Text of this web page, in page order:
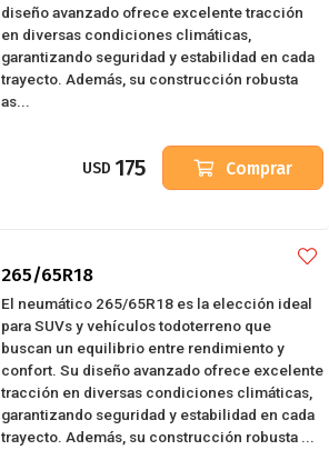
diseño avanzado ofrece excelente tracción
en diversas condiciones climáticas,
garantizando seguridad y estabilidad en cada
trayecto. Además, su construcción robusta
as...
USD 175 Comprar
265/65R18
El neumático 265/65R18 es la elección ideal
para SUVs y vehículos todoterreno que
buscan un equilibrio entre rendimiento y
confort. Su diseño avanzado ofrece excelente
tracción en diversas condiciones climáticas,
garantizando seguridad y estabilidad en cada
trayecto. Además, su construcción robusta ...